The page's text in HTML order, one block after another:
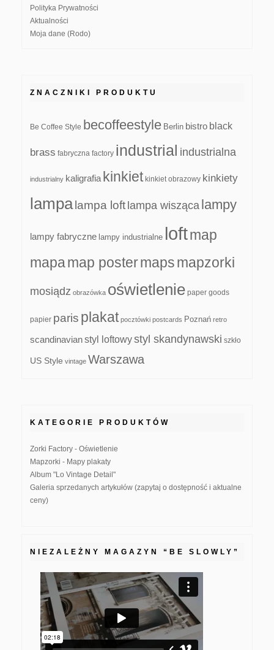
Polityka Prywatności
Aktualności
Moja dane (Rodo)
ZNACZNIKI PRODUKTU
Be Coffee Style becoffeestyle Berlin bistro black
brass fabryczna factory industrial industrialna
industrialny kaligrafia kinkiet kinkiet obrazowy kinkiety
lampa lampa loft lampa wisząca lampy
lampy fabryczne lampy industrialne loftmap
mapamap postermapsmapzorki
mosiądz obrazówka oświetlenie paper goods
papier paris plakat pocztówki postcards Poznań retro
scandinavianstyl loftowystyl skandynawski szkło
US Style vintage Warszawa
KATEGORIE PRODUKTÓW
Zorki Factory - Oświetlenie
Mapzorki - Mapy plakaty
Album "Lo Vintage Detail"
Galeria sprzedanych artykułów (zapytaj o dostępność i aktualne
ceny)
NIEZALEŻNY MAGAZYN “BE SLOWLY”